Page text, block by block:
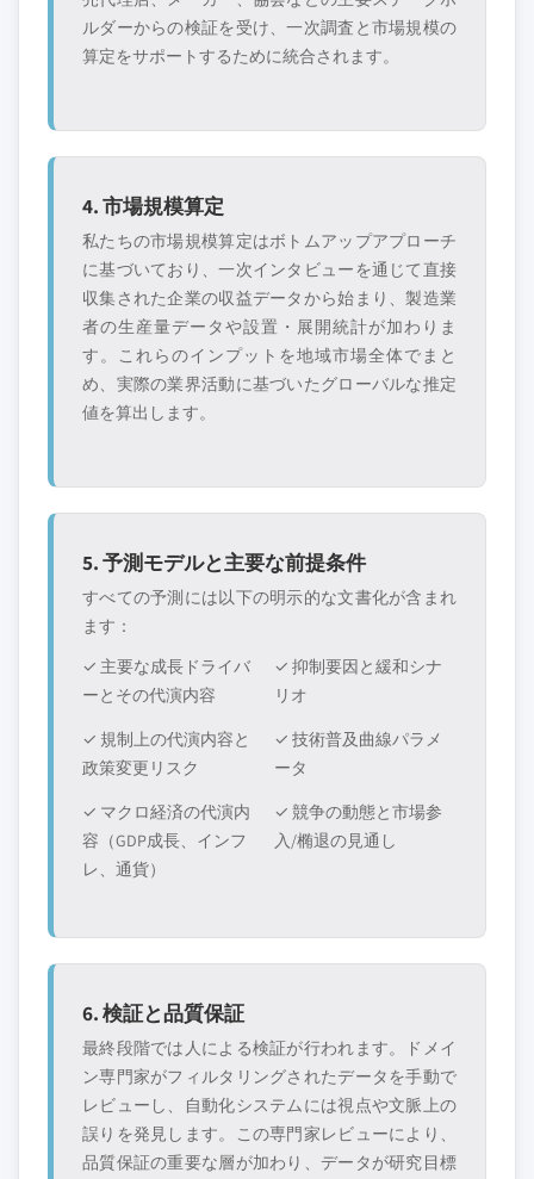
ルダーからの検証を受け、一次調査と市場規模の
算定をサポートするために統合されます。
4. 市場規模算定
私たちの市場規模算定はボトムアップアプローチ
に基づいており、一次インタビューを通じて直接
収集された企業の収益データから始まり、製造業
者の生産量データや設置・展開統計が加わりま
す。これらのインプットを地域市場全体でまと
め、実際の業界活動に基づいたグローバルな推定
値を算出します。
5. 予測モデルと主要な前提条件
すべての予測には以下の明示的な文書化が含まれ
ます：
✓ 主要な成長ドライバ
ーとその代演内容
✓ 抑制要因と緩和シナ
リオ
✓ 規制上の代演内容と
政策変更リスク
✓ 技術普及曲線パラメ
ータ
✓ マクロ経済の代演内
容（GDP成長、インフ
レ、通貨）
✓ 競争の動態と市場参
入/椭退の見通し
6. 検証と品質保証
最終段階では人による検証が行われます。ドメイ
ン専門家がフィルタリングされたデータを手動で
レビューし、自動化システムには視点や文脈上の
誤りを発見します。この専門家レビューにより、
品質保証の重要な層が加わり、データが研究目標